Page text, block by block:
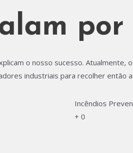
por
o nosso sucesso. Atualmente,
industriais para recolher então
Incêndios
+ 0